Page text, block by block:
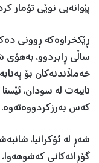
پێوانەیی نوێی تۆمار
ڕێکخراوەکە ڕوونی
ساڵی ڕابردوو، بەهۆی
خەمڵاندنەکان بۆ
کەس بەرزکردووەتەوە.
شەڕ لە ئۆکرانیا،
گۆڕانەکانی